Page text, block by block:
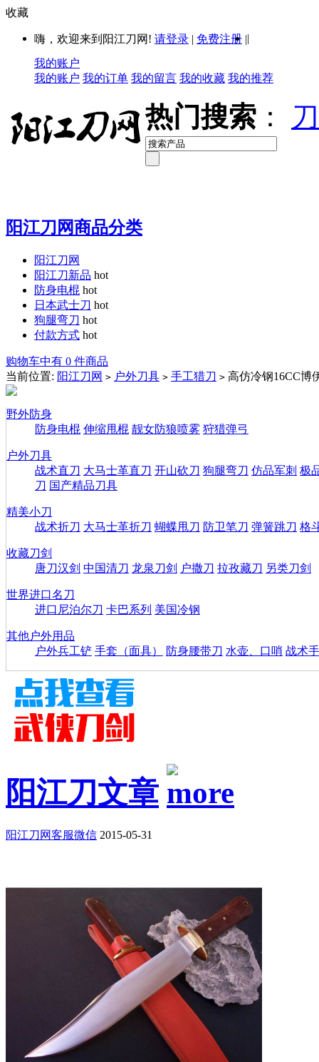
收藏
嗨，欢迎来到阳江刀网! 请登录 | 免费注册 ||
我的账户
我的账户 我的订单 我的留言 我的收藏 我的推荐
热门搜索 ：
阳江刀网商品分类
阳江刀网
阳江刀新品 hot
防身电棍 hot
日本武士刀 hot
狗腿弯刀 hot
付款方式 hot
购物车中有 0 件商品
当前位置: 阳江刀网 > 户外刀具 > 手工猎刀 > 高仿冷钢16CC博
野外防身
防身电棍 伸缩甩棍 靓女防狼喷雾 狩猎弹弓
户外刀具
战术直刀 大马士革直刀 开山砍刀 狗腿弯刀 仿品军刺 极
刀 国产精品刀具
精美小刀
战术折刀 大马士革折刀 蝴蝶甩刀 防卫笔刀 弹簧跳刀 格
收藏刀剑
唐刀汉剑 中国清刀 龙泉刀剑 户撒刀 拉孜藏刀 另类刀剑
世界进口名刀
进口尼泊尔刀 卡巴系列 美国冷钢
其他户外用品
户外兵工铲 手套（面具） 防身腰带刀 水壶、口哨 战术
阳江刀文章
阳江刀网客服微信 2015-05-31